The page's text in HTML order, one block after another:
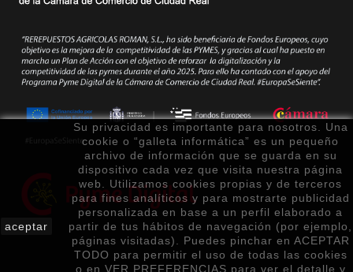
aceptar
Su privacidad es importante para nosotros. Una
cookie o “galleta informática” es un pequeño
archivo de información que se guarda en su
dispositivo cada vez que visita nuestra página
web. Utilizamos cookies propias y de terceros
para fines analíticos y para mostrarte publicidad
personalizada en base a un perfil elaborado a
partir de tus hábitos de navegación (por ejemplo,
páginas visitadas). Puedes pinchar en ACEPTAR
TODO para permitir el uso de todas las cookies
o en VER PREFERENCIAS para ver el detalle y